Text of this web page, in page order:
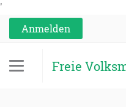
'
Anmelden
Freie